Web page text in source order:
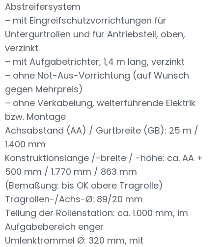
Abstreifersystem
– mit Eingreifschutzvorrichtungen für
Untergurtrollen und für Antriebsteil, oben,
verzinkt
– mit Aufgabetrichter, 1,4 m lang, verzinkt
– ohne Not-Aus-Vorrichtung (auf Wunsch
gegen Mehrpreis)
– ohne Verkabelung, weiterführende Elektrik
bzw. Montage
Achsabstand (AA) / Gurtbreite (GB): 25 m /
1.400 mm
Konstruktionslänge /-breite / -höhe: ca. AA +
500 mm / 1.770 mm / 863 mm
(Bemaßung: bis OK obere Tragrolle)
Tragrollen-/Achs-Ø: 89/20 mm
Teilung der Rollenstation: ca. 1.000 mm, im
Aufgabebereich enger
Umlenktrommel Ø: 320 mm, mit